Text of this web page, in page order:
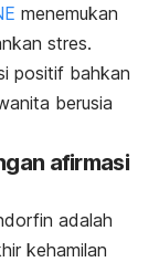
menemukan
stres.
positif bahkan
berusia
afirmasi
adalah
kehamilan